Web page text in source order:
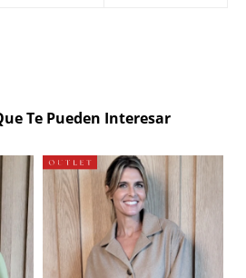
Te Pueden Interesar